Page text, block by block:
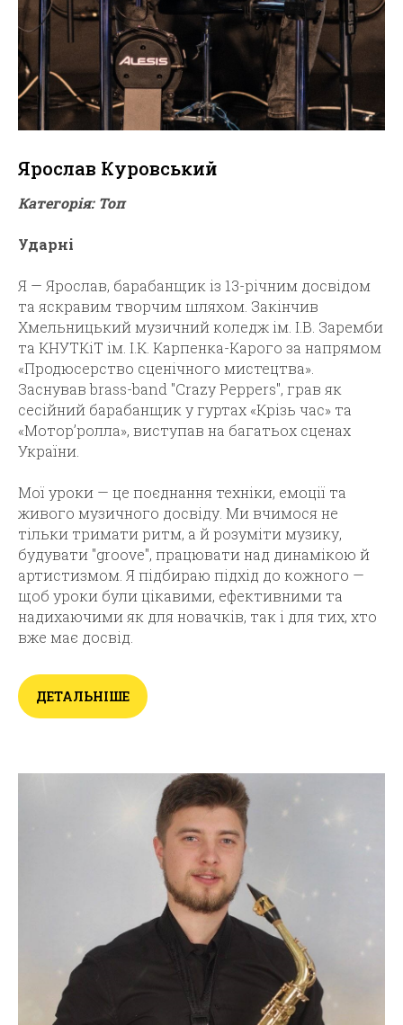
Ярослав Куровський
Категорія: Топ
Ударні
Я — Ярослав, барабанщик із 13-річним досвідом
та яскравим творчим шляхом. Закінчив
Хмельницький музичний коледж ім. І.В. Заремби
та КНУТКіТ ім. І.К. Карпенка-Карого за напрямом
«Продюсерство сценічного мистецтва».
Заснував brass-band "Crazy Peppers", грав як
сесійний барабанщик у гуртах «Крізь час» та
«Мотор’ролла», виступав на багатьох сценах
України.
Мої уроки — це поєднання техніки, емоції та
живого музичного досвіду. Ми вчимося не
тільки тримати ритм, а й розуміти музику,
будувати "groove", працювати над динамікою й
артистизмом. Я підбираю підхід до кожного —
щоб уроки були цікавими, ефективними та
надихаючими як для новачків, так і для тих, хто
вже має досвід.
ДЕТАЛЬНІШЕ